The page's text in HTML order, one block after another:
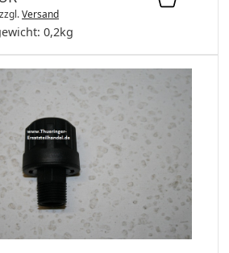
zzgl.Versand
0,2kg